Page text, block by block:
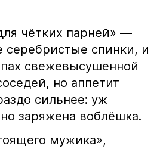
чётких парней» —
серебристые спинки, и
свежевысушенной
но аппетит
сильнее: уж
заряжена воблёшка.
мужика»,